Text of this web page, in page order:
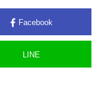
Facebook
LINE